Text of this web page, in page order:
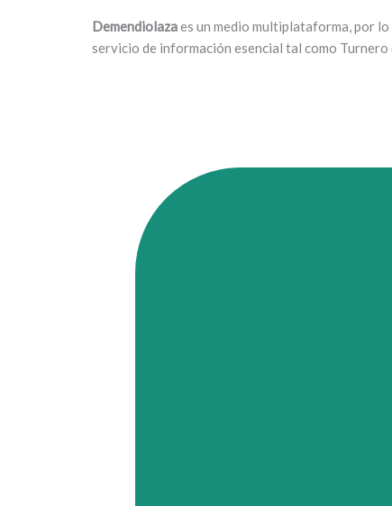
Demendiolazaes un medio multiplataforma, por
servicio de información esencial tal como Turnero